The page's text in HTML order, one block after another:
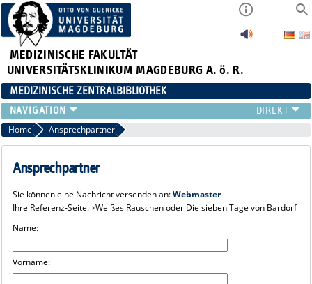
MEDIZINISCHE FAKULTÄT
UNIVERSITÄTSKLINIKUM MAGDEBURG A. ö. R.
MEDIZINISCHE ZENTRALBIBLIOTHEK
LITERATURSUCHE
SERVICE
INFORMATIONSKOMPETENZ
PUBLIZIEREN
SUCHE A-Z
Home Ansprechpartner
Ansprechpartner
Sie können eine Nachricht versenden an:Webmaster
Ihre Referenz-Seite: Weißes Rauschen oder Die sieben Tage von Bardorf
Name:
Vorname: